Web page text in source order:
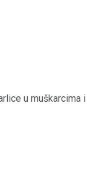
u muškarcima i